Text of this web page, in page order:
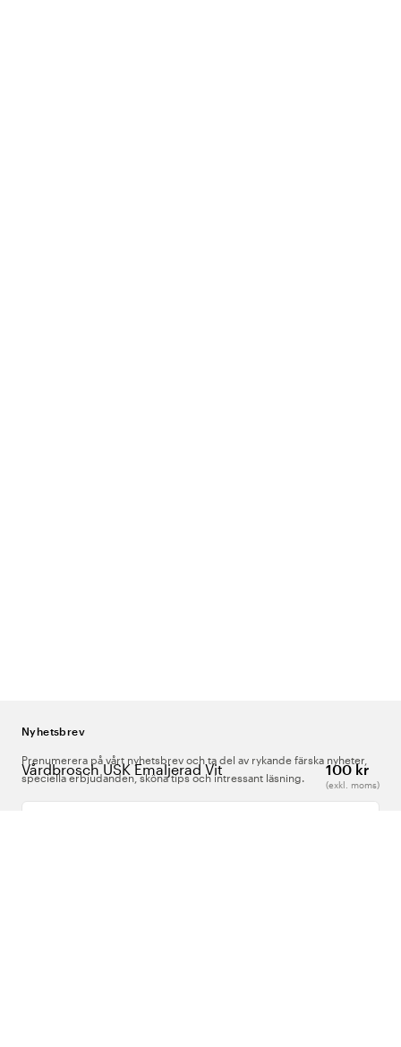
Vårdbrosch USK Emaljerad Vit 100 kr
(exkl. moms)
Nyhetsbrev
Prenumerera på vårt nyhetsbrev och ta del av rykande färska nyheter,
speciella erbjudanden, sköna tips och intressant läsning.
Ange din e-postadress